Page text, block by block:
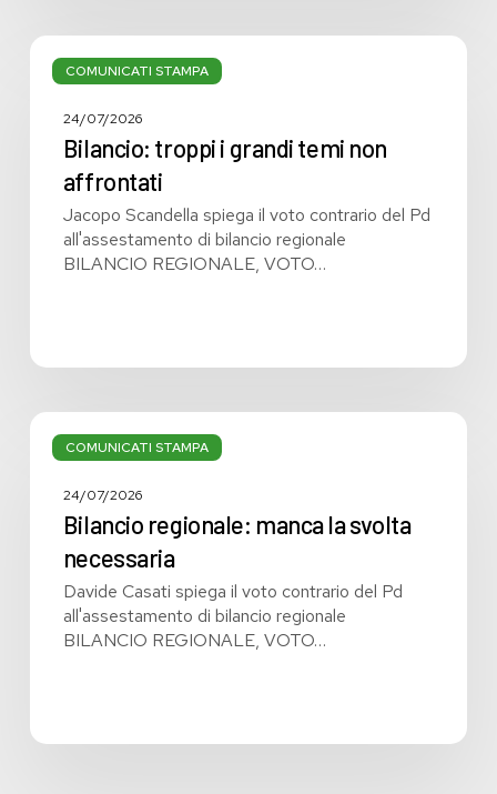
COMUNICATI STAMPA
Bilancio:
troppi
grandi
affrontati
24/07/2026
Bilancio: troppi i grandi temi non
affrontati
Jacopo Scandella spiega il voto contrario del Pd
all'assestamento di bilancio regionale
BILANCIO REGIONALE, VOTO…
COMUNICATI STAMPA
Bilancio
regionale:
svolta
24/07/2026
Bilancio regionale: manca la svolta
necessaria
Davide Casati spiega il voto contrario del Pd
all'assestamento di bilancio regionale
BILANCIO REGIONALE, VOTO…